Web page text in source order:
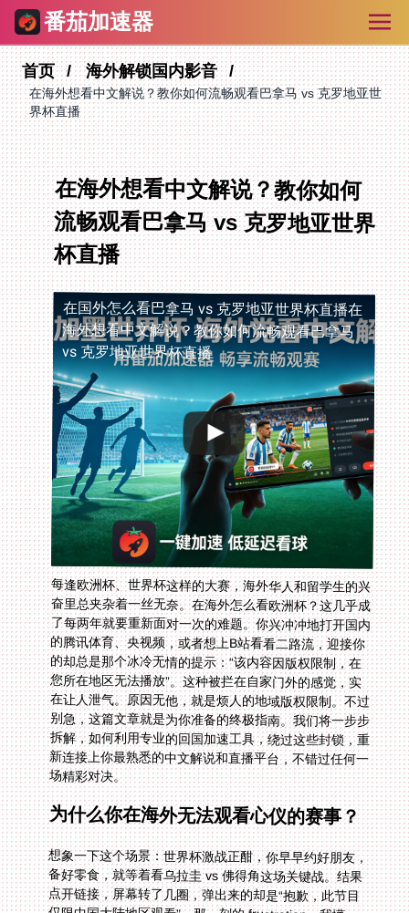
番茄加速器
首页 海外解锁国内影音
在海外想看中文解说？教你如何流畅观看巴拿马 vs 克罗地亚世
界杯直播
在海外想看中文解说？教你如何
流畅观看巴拿马 vs 克罗地亚世界
杯直播
在国外怎么看巴拿马 vs 克罗地亚世界杯直播在
海外想看中文解说？教你如何流畅观看巴拿马
vs 克罗地亚世界杯直播
每逢欧洲杯、世界杯这样的大赛，海外华人和留学生的兴
奋里总夹杂着一丝无奈。在海外怎么看欧洲杯？这几乎成
了每两年就要重新面对一次的难题。你兴冲冲地打开国内
的腾讯体育、央视频，或者想上B站看看二路流，迎接你
的却总是那个冰冷无情的提示：“该内容因版权限制，在
您所在地区无法播放”。这种被拦在自家门外的感觉，实
在让人泄气。原因无他，就是烦人的地域版权限制。不过
别急，这篇文章就是为你准备的终极指南。我们将一步步
拆解，如何利用专业的回国加速工具，绕过这些封锁，重
新连接上你最熟悉的中文解说和直播平台，不错过任何一
场精彩对决。
为什么你在海外无法观看心仪的赛事？
想象一下这个场景：世界杯激战正酣，你早早约好朋友，
备好零食，就等着看乌拉圭 vs 佛得角这场关键战。结果
点开链接，屏幕转了几圈，弹出来的却是“抱歉，此节目
仅限中国大陆地区观看”。那一刻的 frustration，我懂。
这不仅仅是乌拉圭 vs 佛得角海外无法观看的问题，几乎
所有热门赛事都会遇到。版权方为了利益最大化，将播放
权按地域分割出售。你的IP地址暴露了你身处海外，服务
器便毫不留情地关上了大门。同样，在美国看B站世界杯
中文直播无法播放也是这个道理。你的网络身份“不对”，